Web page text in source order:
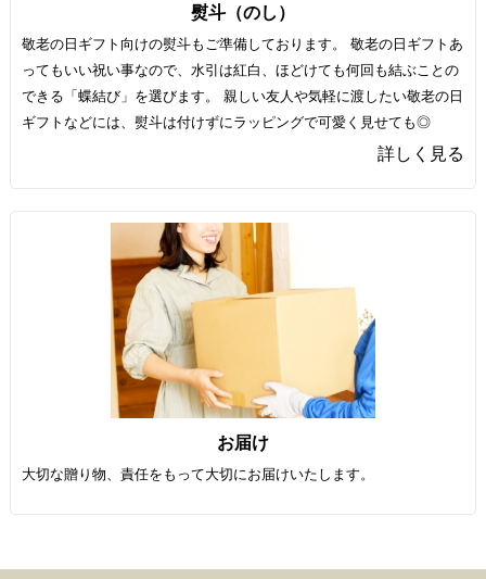
熨斗（のし）
敬老の日ギフト向けの熨斗もご準備しております。 敬老の日ギフトあ
ってもいい祝い事なので、水引は紅白、ほどけても何回も結ぶことの
できる「蝶結び」を選びます。 親しい友人や気軽に渡したい敬老の日
ギフトなどには、熨斗は付けずにラッピングで可愛く見せても◎
詳しく見る
お届け
大切な贈り物、責任をもって大切にお届けいたします。